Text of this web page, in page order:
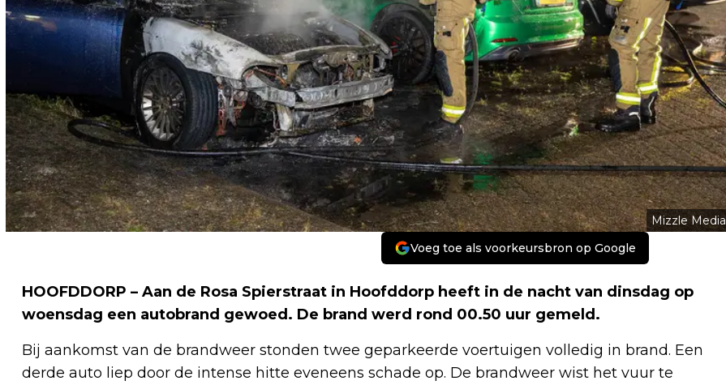
Mizzle Media
Voeg toe als voorkeursbron op Google
HOOFDDORP – Aan de Rosa Spierstraat in Hoofddorp heeft in de nacht van dinsdag op
woensdag een autobrand gewoed. De brand werd rond 00.50 uur gemeld.
Bij aankomst van de brandweer stonden twee geparkeerde voertuigen volledig in brand. Een
derde auto liep door de intense hitte eveneens schade op. De brandweer wist het vuur te